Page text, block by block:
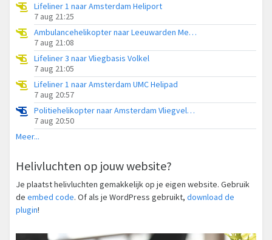
Lifeliner 1 naar Amsterdam Heliport
7 aug 21:25
Ambulancehelikopter naar Leeuwarden Medical Center Heliport
7 aug 21:08
Lifeliner 3 naar Vliegbasis Volkel
7 aug 21:05
Lifeliner 1 naar Amsterdam UMC Helipad
7 aug 20:57
Politiehelikopter naar Amsterdam Vliegveld Schiphol
7 aug 20:50
Meer...
Helivluchten op jouw website?
Je plaatst helivluchten gemakkelijk op je eigen website. Gebruik
de embed code. Of als je WordPress gebruikt, download de
plugin!